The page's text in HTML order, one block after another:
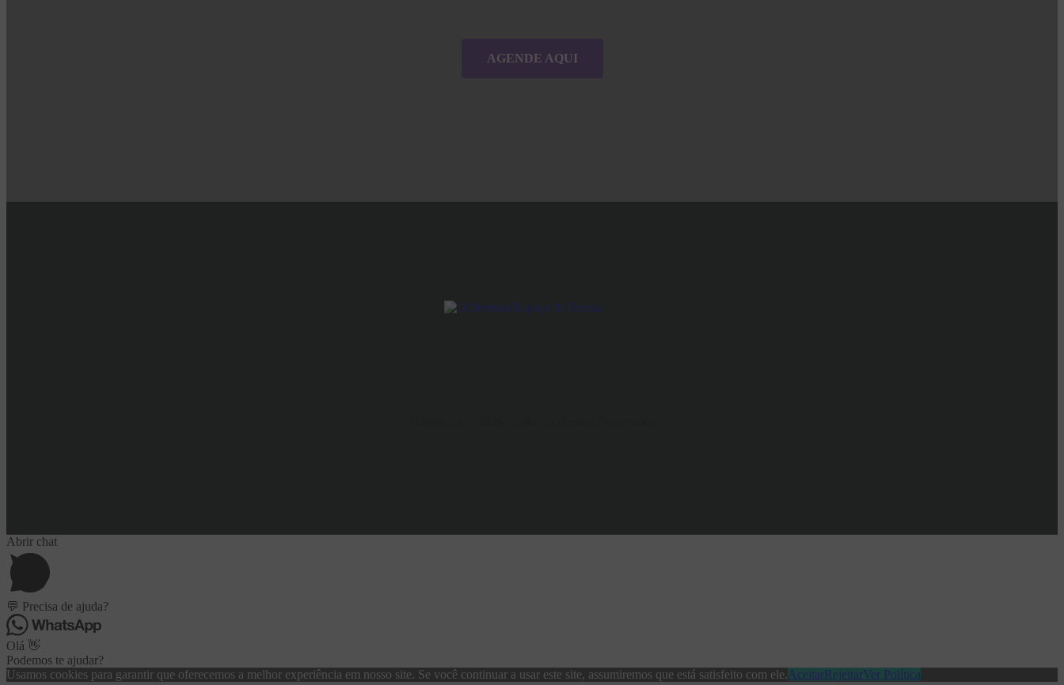
AGENDE AQUI
Abrir chat
💬 Precisa de ajuda?
Olá 👋
Podemos te ajudar?
Usamos cookies para garantir que oferecemos a melhor experiência em nosso site. Se você continuar a usar este site, assumiremos que está satisfeito com ele.AceitarRejeitarVer Política